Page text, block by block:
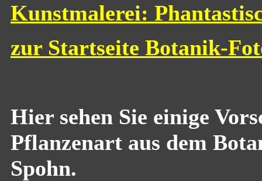
Kunstmalerei:
zur Startseite Botanik-
Hier sehen Sie einige
Pflanzenart aus dem
Spohn.